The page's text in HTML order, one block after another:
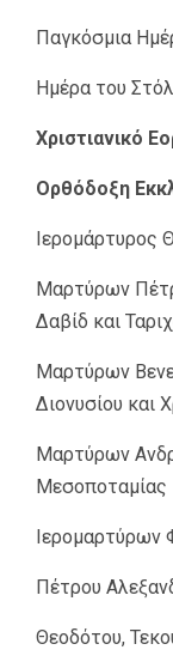
Παγκόσμια
Ημέρα του
Χριστιανικό
Ορθόδοξη
Ιερομάρτυρος
Μαρτύρων
Δαβίδ και
Μαρτύρων
Διονυσίου και
Μαρτύρων
Μεσοποταμίας
Ιερομαρτύρων
Πέτρου
Θεοδότου,